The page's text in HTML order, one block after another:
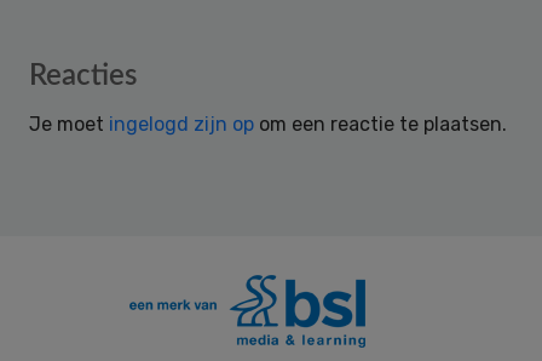
Reader
Reacties
Je moet ingelogd zijn op om een reactie te plaatsen.